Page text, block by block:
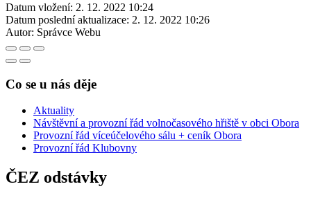
Datum vložení: 2. 12. 2022 10:24
Datum poslední aktualizace: 2. 12. 2022 10:26
Autor: Správce Webu
Co se u nás děje
Aktuality
Návštěvní a provozní řád volnočasového hřiště v obci Obora
Provozní řád víceúčelového sálu + ceník Obora
Provozní řád Klubovny
ČEZ odstávky